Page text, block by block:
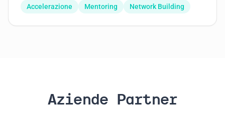
Accelerazione Mentoring Network Building
Aziende Partner